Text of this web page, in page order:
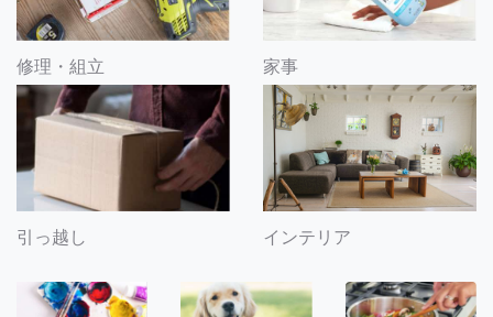
修理・組立 家事
引っ越し インテリア